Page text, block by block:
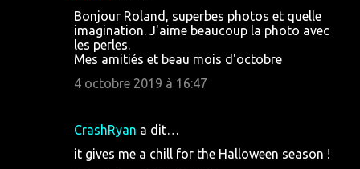
Bonjour Roland, superbes photos et quelle
imagination. J'aime beaucoup la photo avec
les perles.
Mes amitiés et beau mois d'octobre
4 octobre 2019 à 16:47
CrashRyan a dit…
it gives me a chill for the Halloween season !